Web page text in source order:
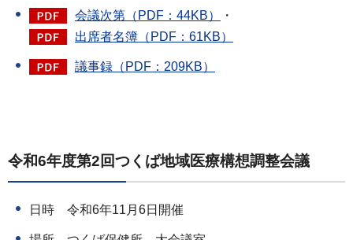
会議次第（PDF：44KB）
・
出席者名簿（PDF：61KB）
議事録（PDF：209KB）
令和6年度第2回つくば地域医療構想調整会議
日時 令和6年11月6日開催